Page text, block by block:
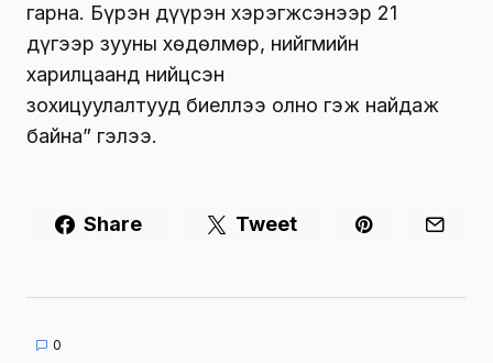
гарна. Бүрэн дүүрэн хэрэгжсэнээр 21
дүгээр зууны хөдөлмөр, нийгмийн
харилцаанд нийцсэн
зохицуулалтууд биеллээ олно гэж найдаж
байна” гэлээ.
Share Tweet
0